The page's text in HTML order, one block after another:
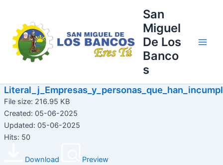
contenido
San
Miguel
De Los
Banco
s
File size: 216.95 KB
Created: 05-06-2025
Updated: 05-06-2025
Hits: 50
Download Preview